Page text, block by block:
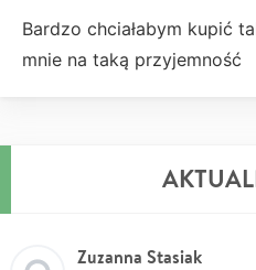
Bardzo chciałabym kupić
mnie na taką przyjemność
Zuzanna Stasiak